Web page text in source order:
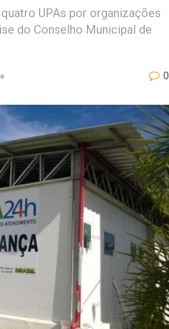
UPAs por organizações
do Conselho Municipal de
0